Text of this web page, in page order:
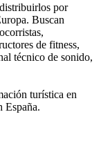
por
Buscan
de fitness,
técnico de sonido,
turística en
España.